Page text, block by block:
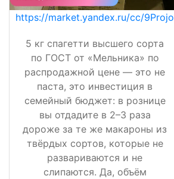
https://market.yandex.ru/cc/9Projo
5 кг спагетти высшего сорта
по ГОСТ от «Мельника» по
распродажной цене — это не
паста, это инвестиция в
семейный бюджет: в рознице
вы отдадите в 2–3 раза
дороже за те же макароны из
твёрдых сортов, которые не
развариваются и не
слипаются. Да, объём